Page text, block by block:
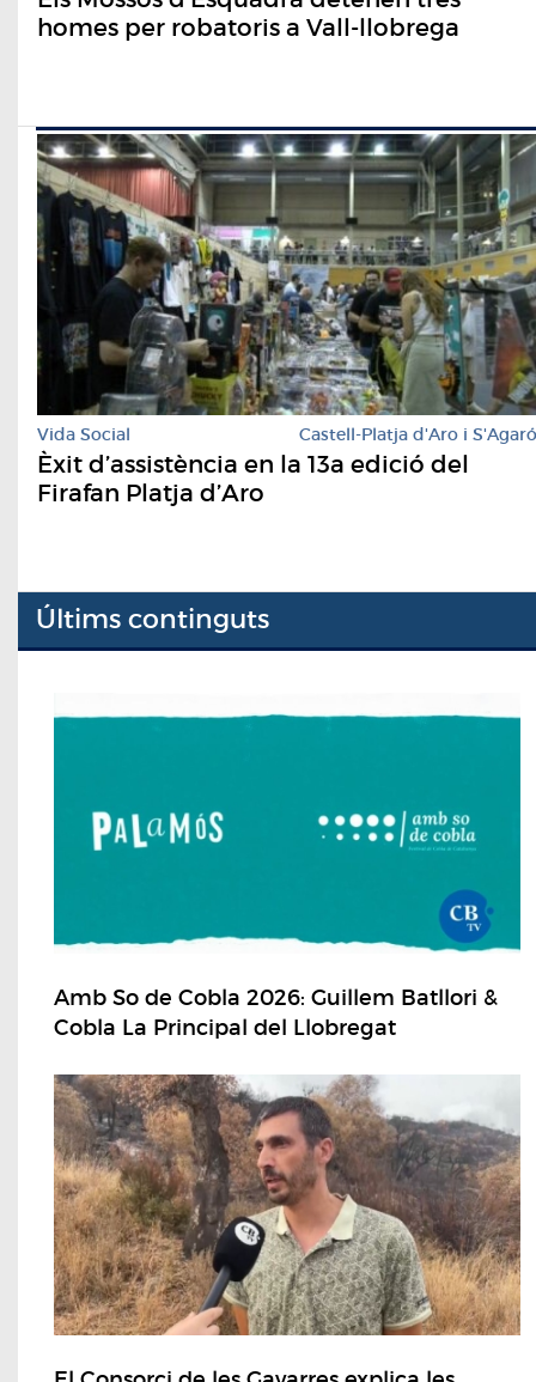
homes per robatoris a Vall-llobrega
Vida Social Castell-Platja d'Aro i S'Agaró
Èxit d’assistència en la 13a edició del
Firafan Platja d’Aro
Últims continguts
Amb So de Cobla 2026: Guillem Batllori &
Cobla La Principal del Llobregat